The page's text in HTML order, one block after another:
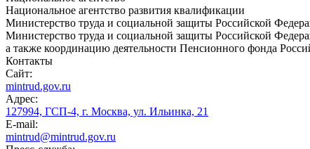
Национальное агентство развития квалификации
Министерство труда и социальной защиты Российской
Министерство труда и социальной защиты Российской
а также координацию деятельности Пенсионного фонда
Контакты
Сайт:
mintrud.gov.ru
Адрес:
127994, ГСП-4, г. Москва, ул. Ильинка, 21
E-mail:
mintrud@mintrud.gov.ru